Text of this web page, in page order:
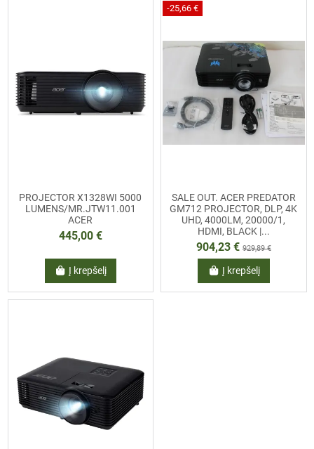
PROJECTOR X1328WI 5000
LUMENS/MR.JTW11.001
ACER
445,00 €
Į krepšelį
-25,66 €
SALE OUT. ACER PREDATOR
GM712 PROJECTOR, DLP, 4K
UHD, 4000LM, 20000/1,
HDMI, BLACK |...
904,23 €929,89 €
Į krepšelį